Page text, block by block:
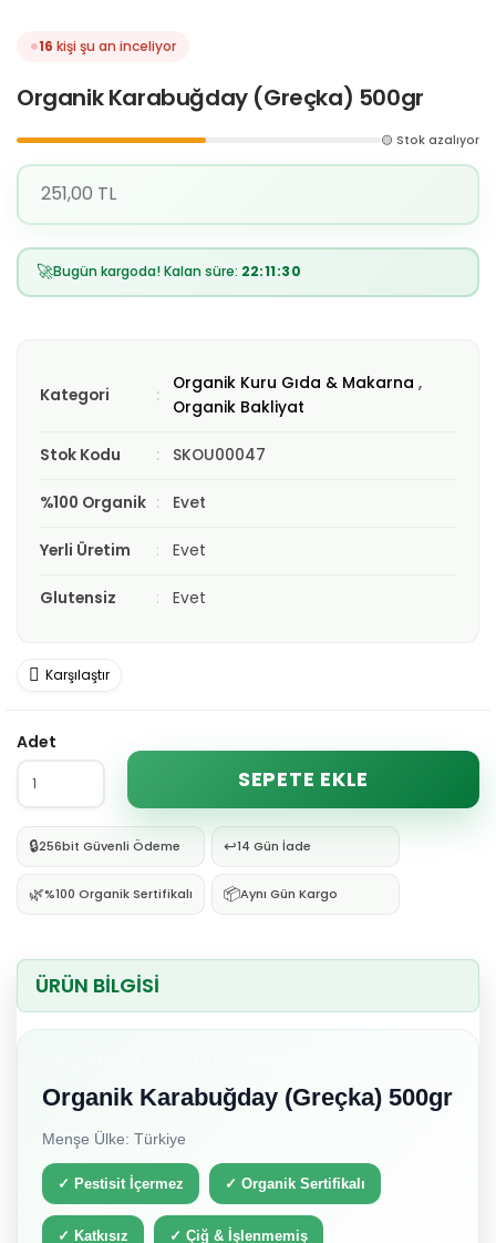
16 kişi şu an inceliyor
Organik Karabuğday (Greçka) 500gr
🟡 Stok azalıyor
251,00 TL
🚀Bugün kargoda! Kalan süre: 22:11:28
Kategori
Organik Kuru Gıda & Makarna ,
Organik Bakliyat
Stok Kodu SKOU00047
%100 Organik Evet
Yerli Üretim Evet
Glutensiz Evet
Karşılaştır
Adet
SEPETE EKLE
🔒256bit Güvenli Ödeme ↩️14 Gün İade
🌿%100 Organik Sertifikalı 📦Aynı Gün Kargo
ÜRÜN BİLGİSİ
Organik Karabuğday (Greçka) 500gr
Menşe Ülke: Türkiye
✓ Pestisit İçermez ✓ Organik Sertifikalı
✓ Katkısız ✓ Çiğ & İşlenmemiş